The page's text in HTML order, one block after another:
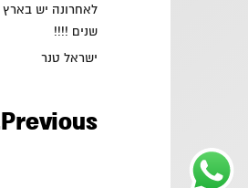
לאחרונה יש בארץ
שנים !!!!
ישראל טנר
i
Previous